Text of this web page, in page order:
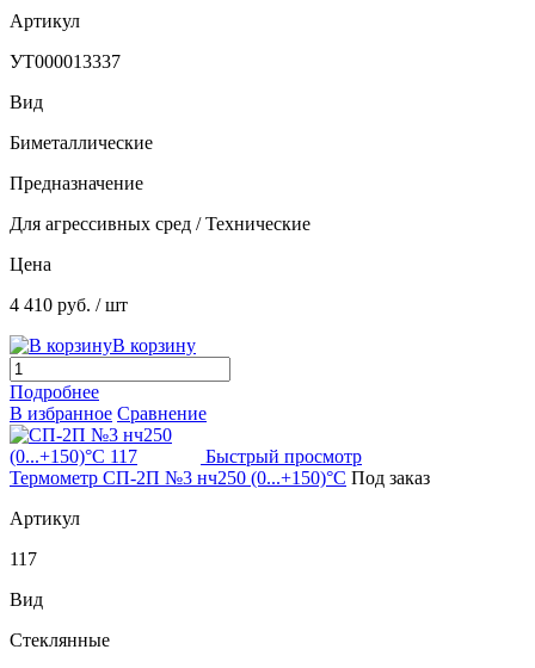
Артикул
УТ000013337
Вид
Биметаллические
Предназначение
Для агрессивных сред / Технические
Цена
4 410 руб. / шт
В корзину
Подробнее
В избранное Сравнение
Быстрый просмотр
Термометр СП-2П №3 нч250 (0...+150)°С Под заказ
Артикул
117
Вид
Стеклянные